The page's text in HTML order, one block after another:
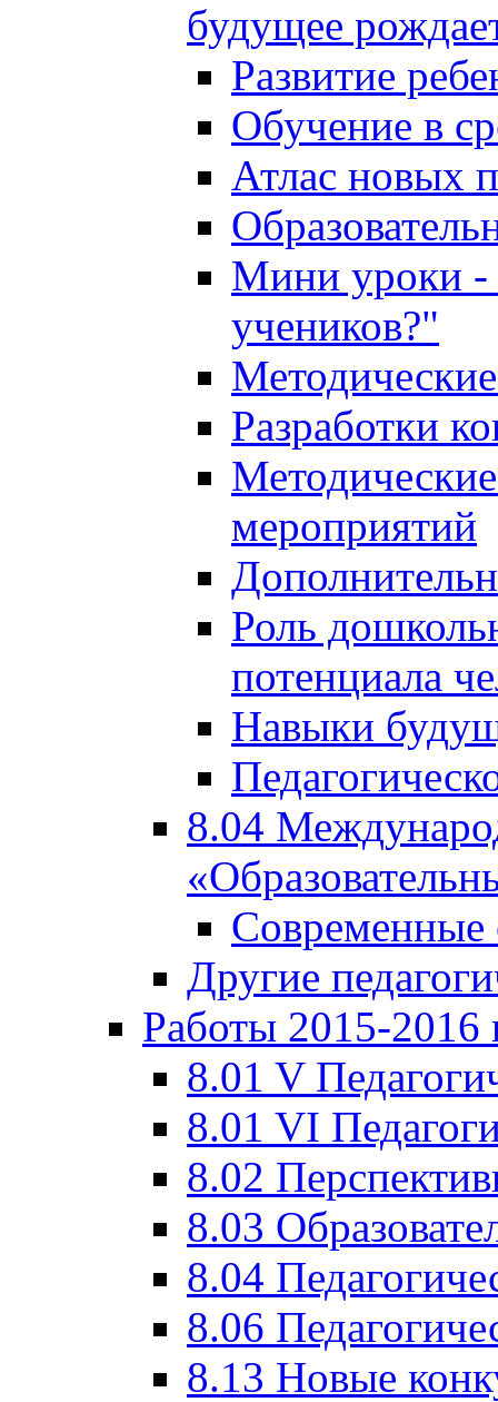
будущее
Развитие
Обучение в
Атлас новых
Мини уроки -
учеников?"
Разработки
мероприятий
Роль
потенциала
Навыки
8.04
Современные
Другие
Работы 2015-2016
8.01 V
8.01 VI
8.02
8.03
8.04
8.06
8.13 Новые